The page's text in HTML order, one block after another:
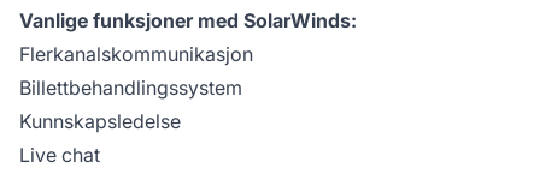
Vanlige funksjoner med SolarWinds:
Flerkanalskommunikasjon
Billettbehandlingssystem
Kunnskapsledelse
Live chat